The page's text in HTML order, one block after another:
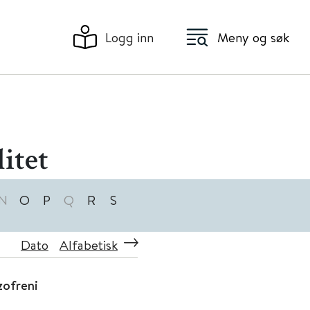
Logg inn Meny og søk
N O P Q R S
Dato Alfabetisk